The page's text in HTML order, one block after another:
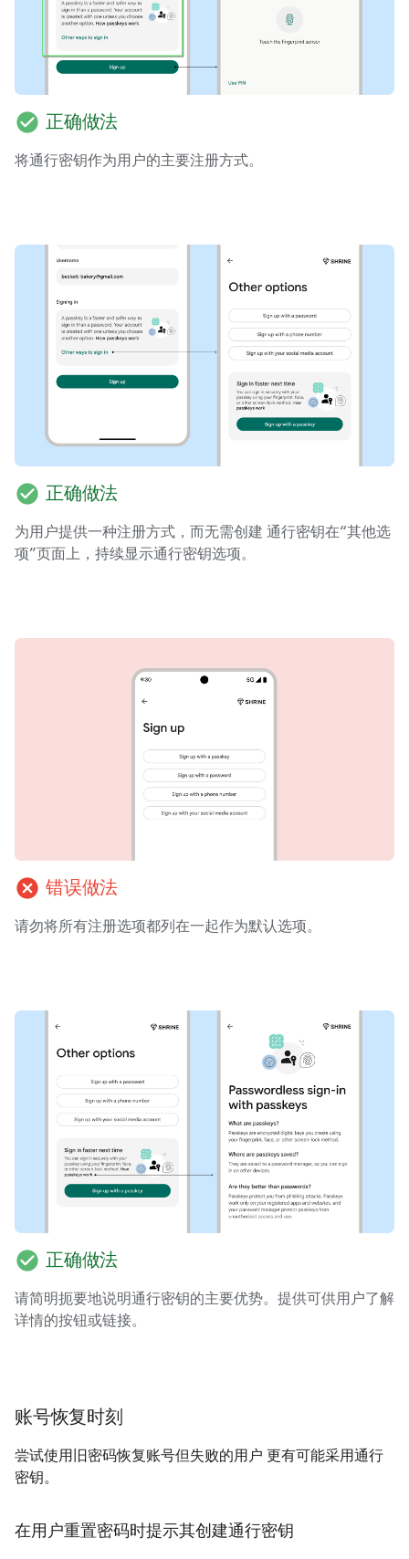
check_circle 正确做法
将通行密钥作为用户的主要注册方式。
check_circle 正确做法
为用户提供一种注册方式，而无需创建 通行密钥在“其他选
项”页面上，持续显示通行密钥选项。
cancel 错误做法
请勿将所有注册选项都列在一起作为默认选项。
check_circle 正确做法
请简明扼要地说明通行密钥的主要优势。提供可供用户了解
详情的按钮或链接。
账号恢复时刻
尝试使用旧密码恢复账号但失败的用户 更有可能采用通行
密钥。
在用户重置密码时提示其创建通行密钥